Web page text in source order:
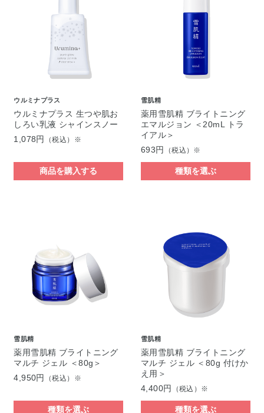
ウルミナプラス
ウルミナプラス 生つや肌お
しろい乳液 シャインスノー
1,078円
（税込）※
商品を購入する
雪肌精
薬用雪肌精 ブライトニング
エマルジョン ＜20mL トラ
イアル＞
693円
（税込）※
種類を選ぶ
雪肌精
薬用雪肌精 ブライトニング
マルチ ジェル ＜80g＞
4,950円
（税込）※
種類を選ぶ
雪肌精
薬用雪肌精 ブライトニング
マルチ ジェル ＜80g 付けか
え用＞
4,400円
（税込）※
種類を選ぶ